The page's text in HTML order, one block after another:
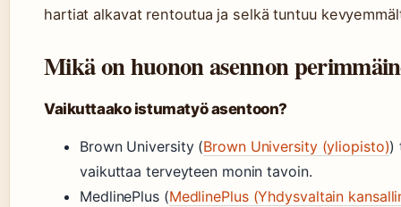
hartiat alkavat rentoutua ja selkä tuntuu
Mikä on huonon asennon
Vaikuttaako istumatyö asentoon?
Brown University (Brown University (yliopisto))
vaikuttaa terveyteen monin tavoin.
MedlinePlus (MedlinePlus (Yhdysvaltain